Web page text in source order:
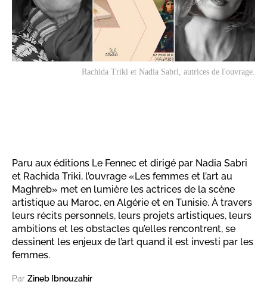
Rachida Triki et Nadia Sabri, autrices de l'ouvrage.
Paru aux éditions Le Fennec et dirigé par Nadia Sabri
et Rachida Triki, l’ouvrage «Les femmes et l’art au
Maghreb» met en lumière les actrices de la scène
artistique au Maroc, en Algérie et en Tunisie. À travers
leurs récits personnels, leurs projets artistiques, leurs
ambitions et les obstacles qu’elles rencontrent, se
dessinent les enjeux de l’art quand il est investi par les
femmes.
Par Zineb Ibnouzahir